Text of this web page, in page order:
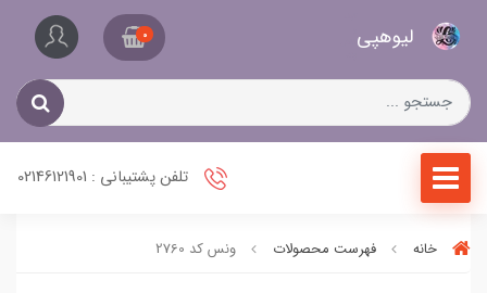
لیو‌هپی 0
تلفن پشتیبانی : 02146121901
خانه فهرست محصولات ونس کد 2760